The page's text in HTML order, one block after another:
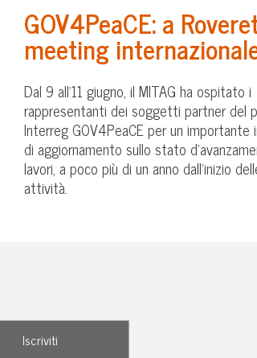
GOV4PeaCE: a
meeting
Dal 9 all’11 giugno, il MITAG ha ospitato i
rappresentanti dei soggetti partner del
Interreg GOV4PeaCE per un importante
di aggiornamento sullo stato
lavori, a poco più di un anno dall’inizio
attività.